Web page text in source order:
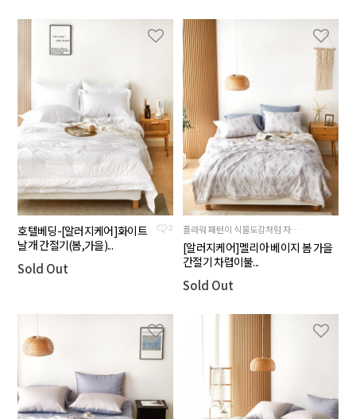
2
호텔베딩-[알러지케어]화이트
날개 간절기(봄,가을)...
Sold Out
플라워 패턴이 식물도감처럼 자연스럽게 올라가있는 제품
[알러지케어]멜리아 베이지 봄 가을
간절기 차렵이불...
Sold Out